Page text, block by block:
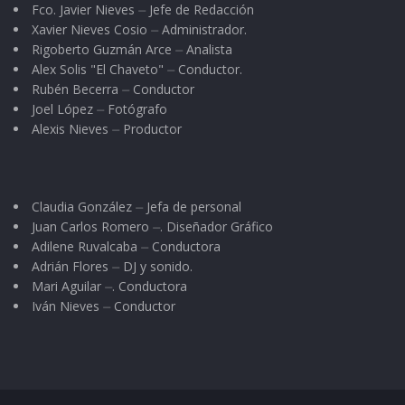
abundó, se realiza mediante los comités de
acción ciudadana priorizando sus necesidades.
Finalmente dio a conocer que la idea de esta
congregación es invertir en Nayarit alrededor
de 50 millones de pesos, de los cuales 5
Fco. Javier Nieves ⏤ Jefe de Redacción
Xavier Nieves Cosio ⏤ Administrador.
Rigoberto Guzmán Arce ⏤ Analista
Alex Solis "El Chaveto" ⏤ Conductor.
Rubén Becerra ⏤ Conductor
Joel López ⏤ Fotógrafo
Alexis Nieves ⏤ Productor
Claudia González ⏤ Jefa de personal
Juan Carlos Romero ⏤. Diseñador Gráfico
Adilene Ruvalcaba ⏤ Conductora
Adrián Flores ⏤ DJ y sonido.
Mari Aguilar ⏤. Conductora
Iván Nieves ⏤ Conductor